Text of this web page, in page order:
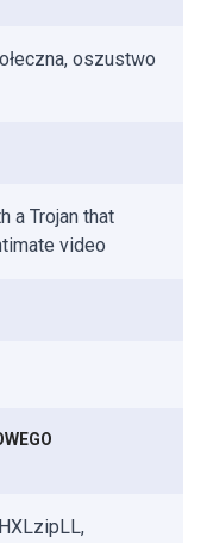
oszustwo
a Trojan that
video